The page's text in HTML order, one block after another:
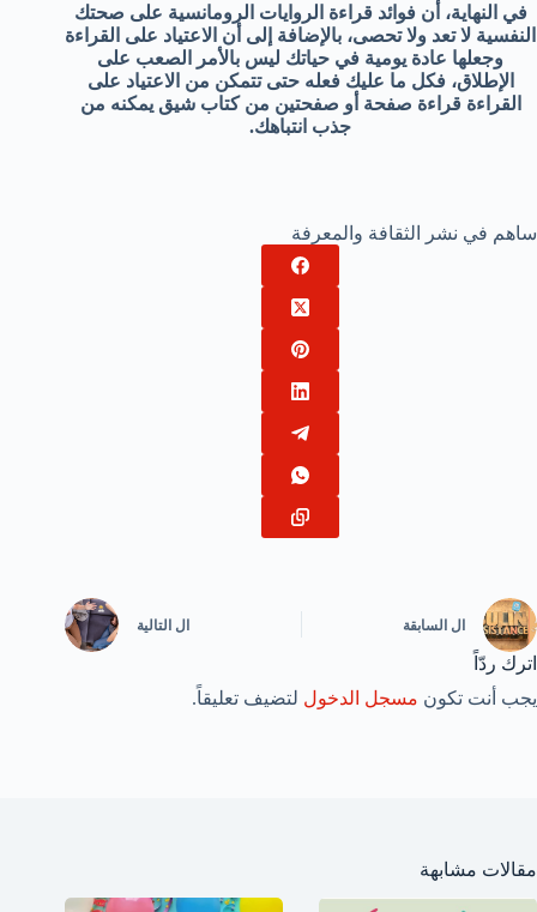
في النهاية، أن فوائد قراءة الروايات الرومانسية على صحتك
النفسية لا تعد ولا تحصى، بالإضافة إلى أن الاعتياد على القراءة
وجعلها عادة يومية في حياتك ليس بالأمر الصعب على
الإطلاق، فكل ما عليك فعله حتى تتمكن من الاعتياد على
القراءة قراءة صفحة أو صفحتين من كتاب شيق يمكنه من
جذب انتباهك.
ساهم في نشر الثقافة والمعرفة
ال السابقة ال التالية
اترك ردّاً
يجب أنت تكون مسجل الدخول لتضيف تعليقاً.
مقالات مشابهة